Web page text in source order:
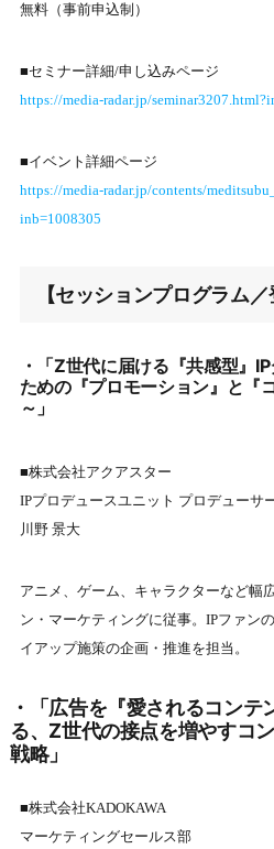
無料（事前申込制）
■セミナー詳細/申し込みページ
https://media-radar.jp/
■イベント詳細ページ
https://media-radar.jp/contents/
inb=1008305
【セッションプログラム／
・「Z世代に届ける『共感型』
ための『プロモーション』と『
～」
■株式会社アクアスター
IPプロデュースユニット プロデューサ
川野 景大
アニメ、ゲーム、キャラクターなど幅
ン・マーケティングに従事。IPファン
イアップ施策の企画・推進を担当。
・「広告を『愛されるコンテ
る、Z世代の接点を増やすコ
戦略」
■株式会社KADOKAWA
マーケティングセールス部